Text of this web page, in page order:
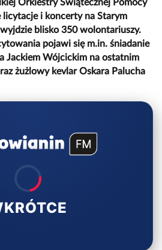
Orkiestry Świątecznej Pomocy
i koncerty na Starym
blisko 350 wolontariuszy.
pojawi się m.in. śniadanie
Jackiem Wójcickim na ostatnim
żużlowy kevlar Oskara Palucha